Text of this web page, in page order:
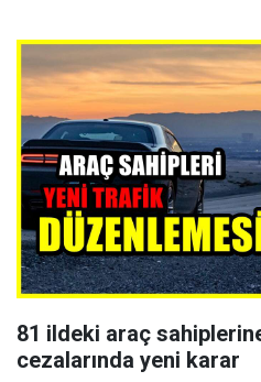
81 ildeki araç
cezalarında yeni karar